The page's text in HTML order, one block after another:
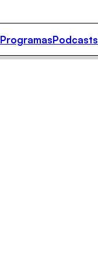
ProgramasPodcasts